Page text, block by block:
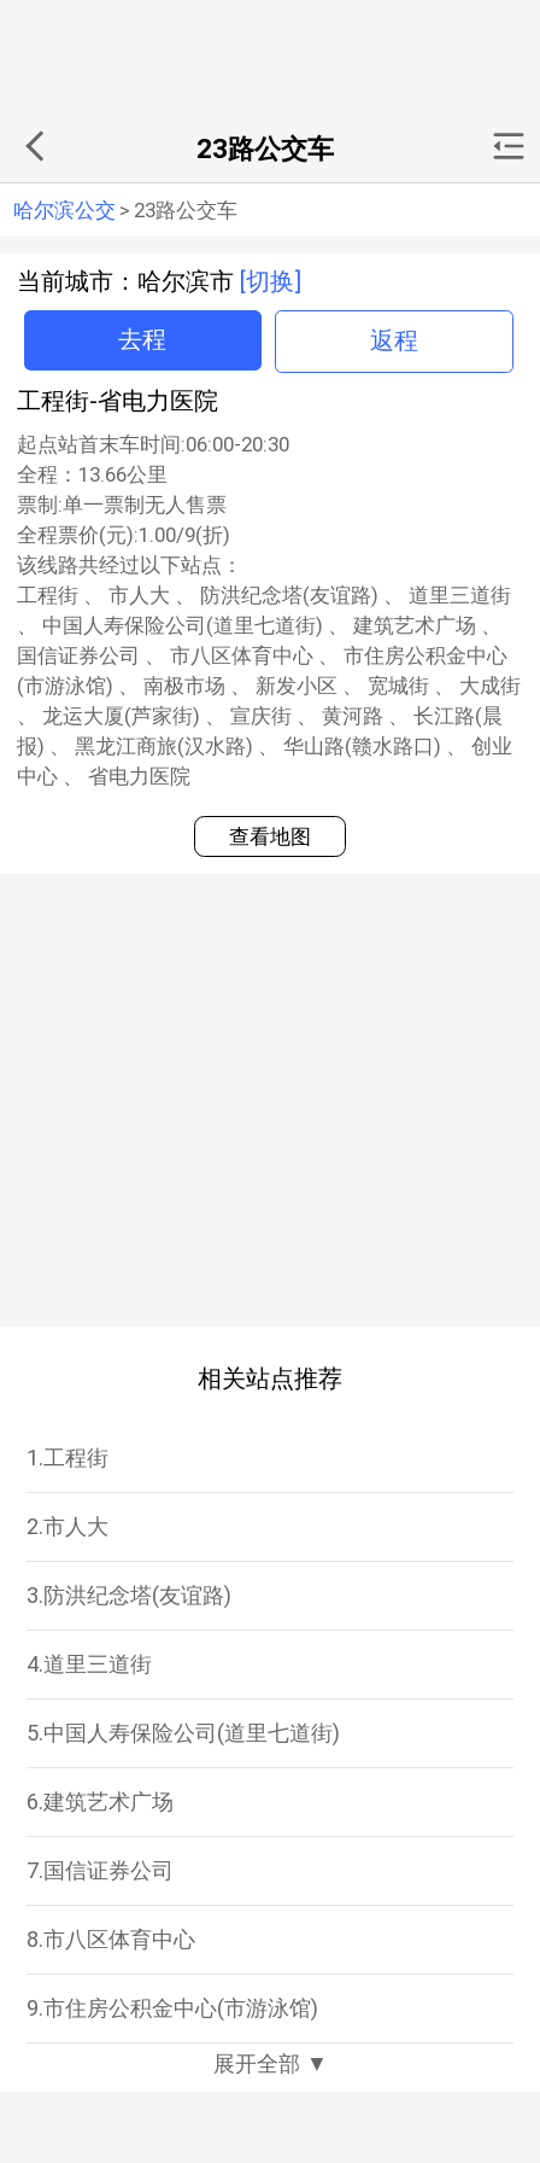
23路公交车
哈尔滨公交 > 23路公交车
当前城市：哈尔滨市 [切换]
去程 返程
工程街-省电力医院
起点站首末车时间:06:00-20:30
全程：13.66公里
票制:单一票制无人售票
全程票价(元):1.00/9(折)
该线路共经过以下站点：
工程街 、 市人大 、 防洪纪念塔(友谊路) 、 道里三道街
、 中国人寿保险公司(道里七道街) 、 建筑艺术广场 、
国信证券公司 、 市八区体育中心 、 市住房公积金中心
(市游泳馆) 、 南极市场 、 新发小区 、 宽城街 、 大成街
、 龙运大厦(芦家街) 、 宣庆街 、 黄河路 、 长江路(晨
报) 、 黑龙江商旅(汉水路) 、 华山路(赣水路口) 、 创业
中心 、 省电力医院
查看地图
相关站点推荐
1.工程街
2.市人大
3.防洪纪念塔(友谊路)
4.道里三道街
5.中国人寿保险公司(道里七道街)
6.建筑艺术广场
7.国信证券公司
8.市八区体育中心
9.市住房公积金中心(市游泳馆)
展开全部 ▼